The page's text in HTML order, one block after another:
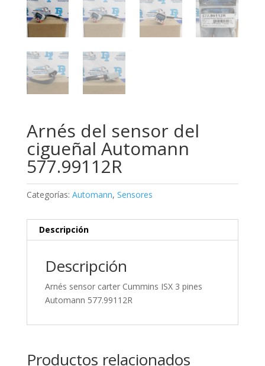
Arnés del sensor del
cigueñal Automann
577.99112R
Categorías: Automann, Sensores
Descripción
Descripción
Arnés sensor carter Cummins ISX 3 pines
Automann 577.99112R
Productos relacionados